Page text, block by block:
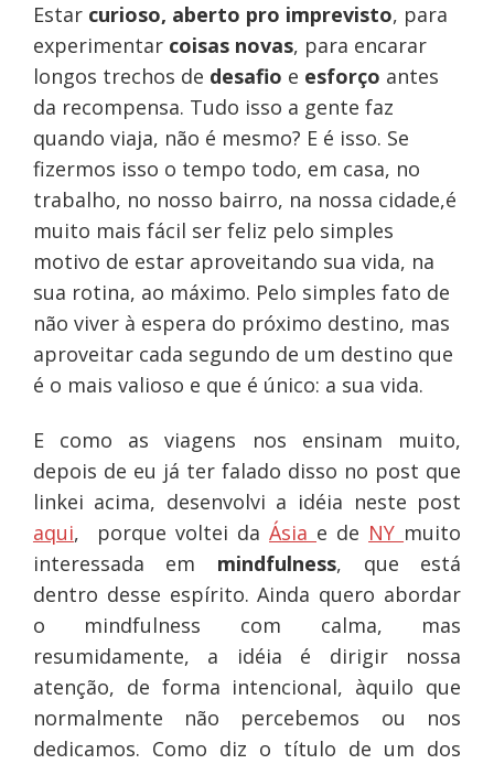
Estar curioso, aberto pro imprevisto, para
experimentar coisas novas, para encarar
longos trechos de desafio e esforço antes
da recompensa. Tudo isso a gente faz
quando viaja, não é mesmo? E é isso. Se
fizermos isso o tempo todo, em casa, no
trabalho, no nosso bairro, na nossa cidade,é
muito mais fácil ser feliz pelo simples
motivo de estar aproveitando sua vida, na
sua rotina, ao máximo. Pelo simples fato de
não viver à espera do próximo destino, mas
aproveitar cada segundo de um destino que
é o mais valioso e que é único: a sua vida.
E como as viagens nos ensinam muito,
depois de eu já ter falado disso no post que
linkei acima, desenvolvi a idéia neste post
aqui, porque voltei da Ásia e de NY muito
interessada em mindfulness, que está
dentro desse espírito. Ainda quero abordar
o mindfulness com calma, mas
resumidamente, a idéia é dirigir nossa
atenção, de forma intencional, àquilo que
normalmente não percebemos ou nos
dedicamos. Como diz o título de um dos